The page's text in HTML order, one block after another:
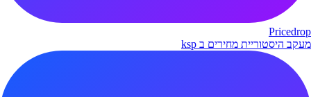
Pricedrop
מעקב היסטוריית מחירים ב ksp